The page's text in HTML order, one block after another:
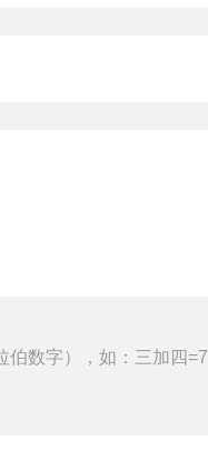
伯数字），如：三加四=7